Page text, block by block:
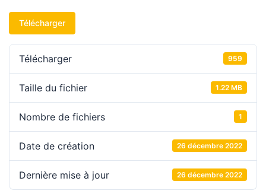
Télécharger
Télécharger 959
Taille du fichier 1.22 MB
Nombre de fichiers 1
Date de création 26 décembre 2022
Dernière mise à jour 26 décembre 2022